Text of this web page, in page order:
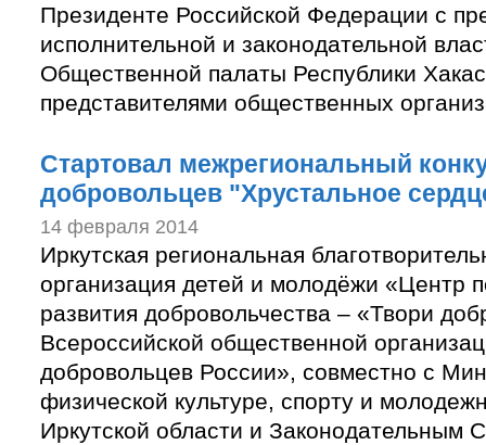
Президенте Российской Федерации с
исполнительной и законодательной
Общественной палаты Республики
представителями общественных
Стартовал межрегиональный
добровольцев "Хрустальное
14 февраля 2014
Иркутская региональная
организация детей и молодёжи «Центр
развития добровольчества – «Твори
Всероссийской общественной
добровольцев России», совместно с
физической культуре, спорту и
Иркутской области и Законодательным